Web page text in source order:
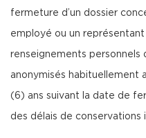
fermeture d’un dossier
employé ou un représentant
renseignements personnels
anonymisés habituellement
(6) ans suivant la date de
des délais de conservations